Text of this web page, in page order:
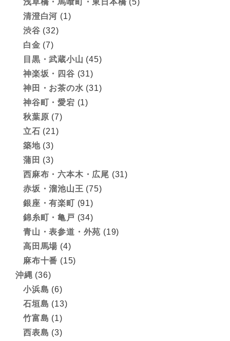
浅草橋・馬喰町・東日本橋 (5)
清澄白河 (1)
渋谷 (32)
白金 (7)
目黒・武蔵小山 (45)
神楽坂・四谷 (31)
神田・お茶の水 (31)
神谷町・愛宕 (1)
秋葉原 (7)
立石 (21)
築地(3)
蒲田 (3)
西麻布・六本木・広尾 (31)
赤坂・溜池山王 (75)
銀座・有楽町 (91)
錦糸町・亀戸 (34)
青山・表参道・外苑 (19)
高田馬場 (4)
麻布十番 (15)
沖縄 (36)
小浜島 (6)
石垣島 (13)
竹富島 (1)
西表島 (3)